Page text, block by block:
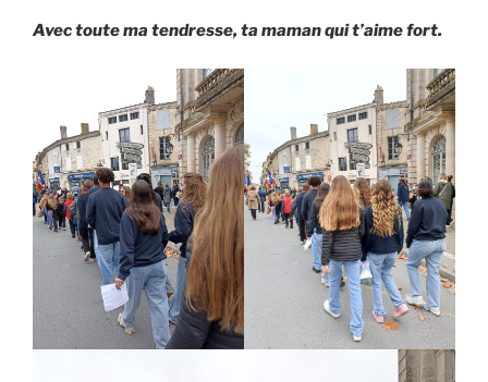
Avec toute ma tendresse, ta maman qui t’aime fort.